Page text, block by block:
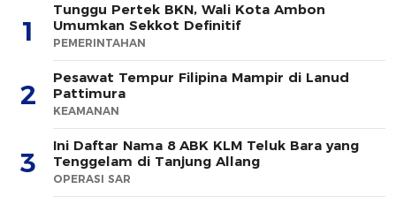
1
Tunggu Pertek BKN, Wali Kota Ambon
Umumkan Sekkot Definitif
PEMERINTAHAN
2
Pesawat Tempur Filipina Mampir di Lanud
Pattimura
KEAMANAN
3
Ini Daftar Nama 8 ABK KLM Teluk Bara yang
Tenggelam di Tanjung Allang
OPERASI SAR